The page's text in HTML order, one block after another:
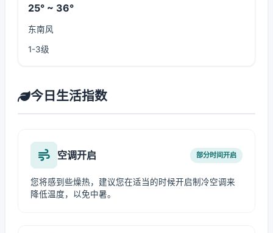
25° ~ 36°
东南风
1-3级
今日生活指数
空调开启 部分时间开启
您将感到些燥热，建议您在适当的时候开启制冷空调来
降低温度，以免中暑。